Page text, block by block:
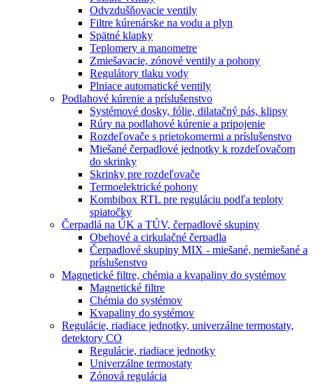
Odvzdušňovacie ventily
Filtre kúrenárske na vodu a plyn
Spätné klapky
Teplomery a manometre
Zmiešavacie, zónové ventily a pohony
Regulátory tlaku vody
Plniace automatické ventily
Podlahové kúrenie a príslušenstvo
Systémové dosky, fólie, dilatačný pás, klipsy
Rúry na podlahové kúrenie a pripojenie
Rozdeľovače s prietokomermi a príslušenstvo
Miešané čerpadlové jednotky k rozdeľovačom
do skrinky
Skrinky pre rozdeľovače
Termoelektrické pohony
Kombibox RTL pre reguláciu podľa teploty
spiatočky
Čerpadlá na ÚK a TÚV, čerpadlové skupiny
Obehové a cirkulačné čerpadla
Čerpadlové skupiny MIX - miešané, nemiešané a
príslušenstvo
Magnetické filtre, chémia a kvapaliny do systémov
Magnetické filtre
Chémia do systémov
Kvapaliny do systémov
Regulácie, riadiace jednotky, univerzálne termostaty,
detektory CO
Regulácie, riadiace jednotky
Univerzálne termostaty
Zónová regulácia